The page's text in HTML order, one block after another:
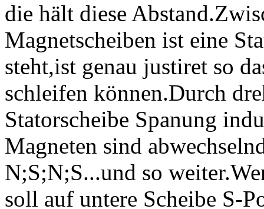
die hält diese
Magnetscheiben ist eine
steht,ist genau justiret so
schleifen können.Durch
Statorscheibe Spanung
Magneten sind
N;S;N;S...und so
soll auf untere Scheibe S-